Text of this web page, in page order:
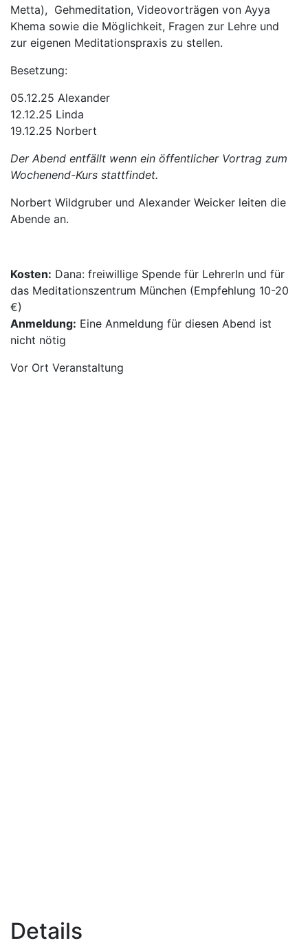
Metta), Gehmeditation, Videovorträgen von Ayya
Khema sowie die Möglichkeit, Fragen zur Lehre und
zur eigenen Meditationspraxis zu stellen.
Besetzung:
05.12.25 Alexander
12.12.25 Linda
19.12.25 Norbert
Der Abend entfällt wenn ein öffentlicher Vortrag zum
Wochenend-Kurs stattfindet.
Norbert Wildgruber und Alexander Weicker leiten die
Abende an.
Kosten: Dana: freiwillige Spende für LehrerIn und für
das Meditationszentrum München (Empfehlung 10-20
€)
Anmeldung: Eine Anmeldung für diesen Abend ist
nicht nötig
Vor Ort Veranstaltung
Details